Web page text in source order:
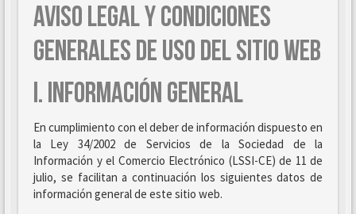
AVISO LEGAL Y CONDICIONES
GENERALES DE USO DEL SITIO WEB
I. INFORMACIÓN GENERAL
En cumplimiento con el deber de información dispuesto en
la Ley 34/2002 de Servicios de la Sociedad de la
Información y el Comercio Electrónico (LSSI-CE) de 11 de
julio, se facilitan a continuación los siguientes datos de
información general de este sitio web.